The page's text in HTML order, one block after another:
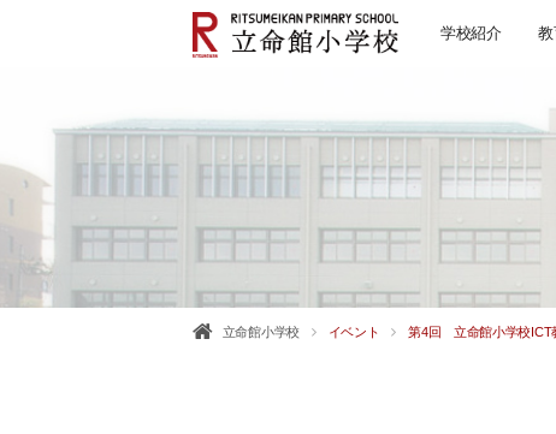
学校紹介 教
立命館小学校 イベント 第4回 立命館小学校ICT